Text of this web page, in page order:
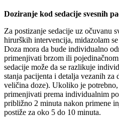
Doziranje kod sedacije svesnih
Za postizanje sedacije uz očuvanu
hirurških intervencija, midazolam
Doza mora da bude individualno
primenjivati brzom ili
sedacije može da se razlikuje
stanja pacijenta i detalja vezanih za
veličina doze). Ukoliko je potrebno,
primenjivati prema individualnim
približno 2 minuta nakon primene
postiže za oko 5 do 10 minuta.